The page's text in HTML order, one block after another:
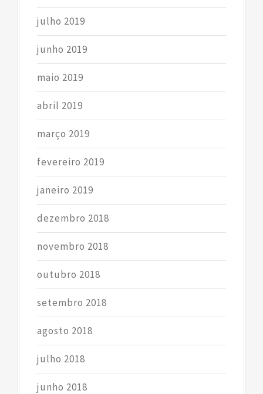
julho 2019
junho 2019
maio 2019
abril 2019
março 2019
fevereiro 2019
janeiro 2019
dezembro 2018
novembro 2018
outubro 2018
setembro 2018
agosto 2018
julho 2018
junho 2018